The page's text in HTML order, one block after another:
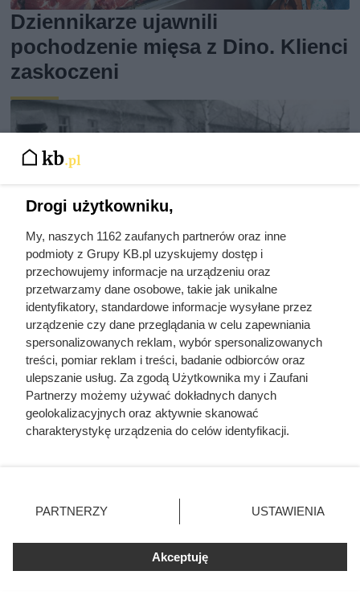
Dziennikarze ujawnili
pochodzenie mięsa z Dino. Klienci
zaskoczeni
Ostatnie godziny komendanta
Auschwitz. Odtajnione zdjęcia
pokazują, co działo się przed
szubienicą
Drogi użytkowniku,
My, naszych 1162 zaufanych partnerów oraz inne
podmioty z Grupy KB.pl uzyskujemy dostęp i
przechowujemy informacje na urządzeniu oraz
przetwarzamy dane osobowe, takie jak unikalne
identyfikatory, standardowe informacje wysyłane przez
urządzenie czy dane przeglądania w celu zapewniania
spersonalizowanych reklam, wybór spersonalizowanych
treści, pomiar reklam i treści, badanie odbiorców oraz
ulepszanie usług. Za zgodą Użytkownika my i Zaufani
Partnerzy możemy używać dokładnych danych
geolokalizacyjnych oraz aktywnie skanować
charakterystykę urządzenia do celów identyfikacji.
zmienić/wycofać klikając przycisk ustawień prywatności
znajdujący się w lewym dolnym rogu strony. Niektóre
użytkownika, ale masz prawo sprzeciwić się takiemu
przetwarzaniu. Preferencje będą miały zastosowania tylko
PARTNERZY USTAWIENIA
Akceptuję